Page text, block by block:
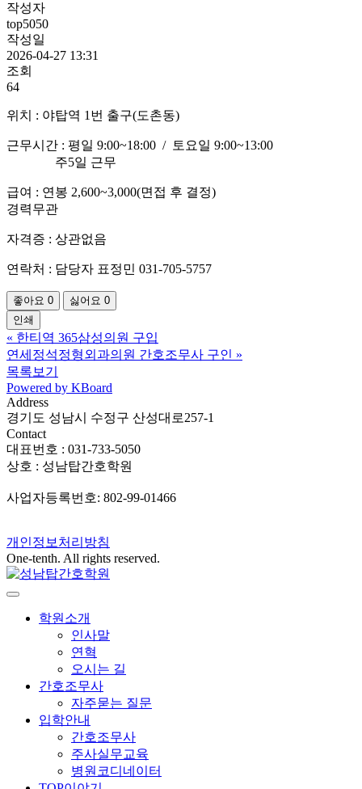
작성자
top5050
작성일
2026-04-27 13:31
조회
64
위치 : 야탑역 1번 출구(도촌동)
근무시간 : 평일 9:00~18:00 / 토요일 9:00~13:00
주5일 근무
급여 : 연봉 2,600~3,000(면접 후 결정)
경력무관
자격증 : 상관없음
연락처 : 담당자 표정민 031-705-5757
좋아요 0 싫어요 0
인쇄
« 한티역 365삼성의원 구입
연세정석정형외과의원 간호조무사 구인 »
목록보기
Powered by KBoard
Address
경기도 성남시 수정구 산성대로257-1
Contact
대표번호 : 031-733-5050
상호 : 성남탑간호학원
사업자등록번호: 802-99-01466
개인정보처리방침
One-tenth. All rights reserved.
학원소개
인사말
연혁
오시는 길
간호조무사
자주묻는 질문
입학안내
간호조무사
주사실무교육
병원코디네이터